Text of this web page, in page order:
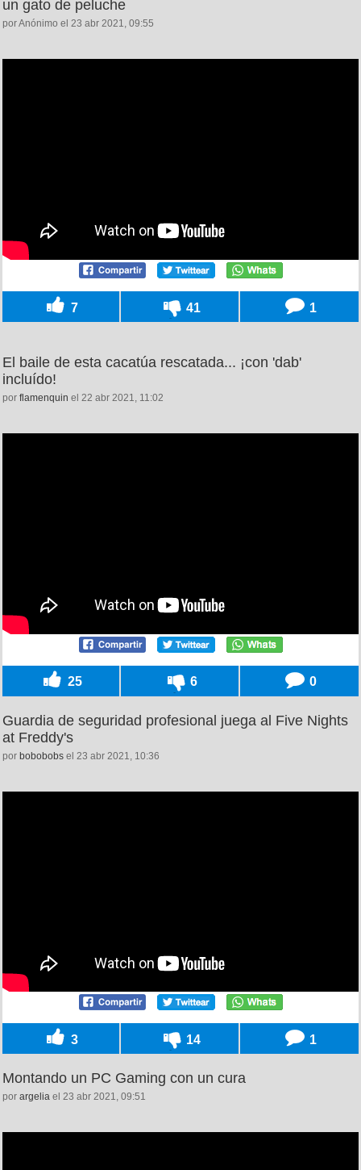
un gato de peluche
por Anónimo el 23 abr 2021, 09:55
7 41 1
El baile de esta cacatúa rescatada... ¡con 'dab'
incluído!
por flamenquin el 22 abr 2021, 11:02
25 6 0
Guardia de seguridad profesional juega al Five Nights
at Freddy's
por bobobobs el 23 abr 2021, 10:36
3 14 1
Montando un PC Gaming con un cura
por argelia el 23 abr 2021, 09:51